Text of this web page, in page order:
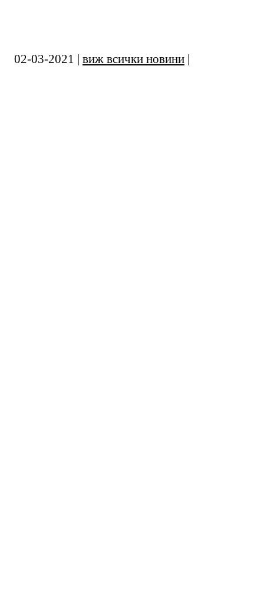
02-03-2021 | виж всички новини |